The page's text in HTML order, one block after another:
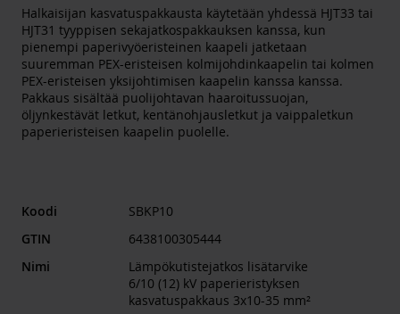
Halkaisijan kasvatuspakkausta käytetään yhdessä HJT33 tai
HJT31 tyyppisen sekajatkospakkauksen kanssa, kun
pienempi paperivyöeristeinen kaapeli jatketaan
suuremman PEX-eristeisen kolmijohdinkaapelin tai kolmen
PEX-eristeisen yksijohtimisen kaapelin kanssa kanssa.
Pakkaus sisältää puolijohtavan haaroitussuojan,
öljynkestävät letkut, kentänohjausletkut ja vaippaletkun
paperieristeisen kaapelin puolelle.
Koodi
SBKP10
GTIN
6438100305444
Nimi
Lämpökutistejatkos lisätarvike
6/10 (12) kV paperieristyksen
kasvatuspakkaus 3x10-35 mm²